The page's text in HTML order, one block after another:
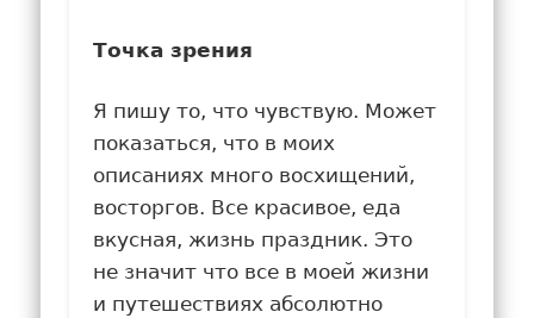
Точка зрения
Я пишу то, что чувствую. Может
показаться, что в моих
описаниях много восхищений,
восторгов. Все красивое, еда
вкусная, жизнь праздник. Это
не значит что все в моей жизни
и путешествиях абсолютно